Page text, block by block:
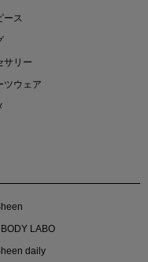
ース
サリー
ツウェア
LABO
daily